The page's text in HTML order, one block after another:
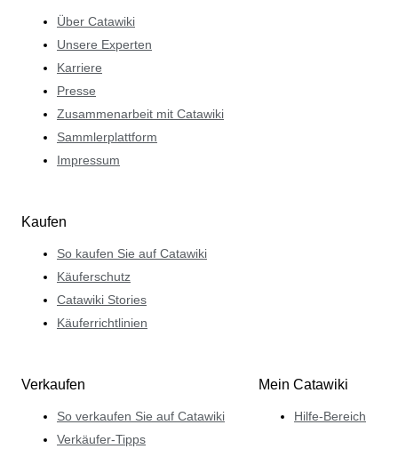
Über Catawiki
Unsere Experten
Karriere
Presse
Zusammenarbeit mit Catawiki
Sammlerplattform
Impressum
Kaufen
So kaufen Sie auf Catawiki
Käuferschutz
Catawiki Stories
Käuferrichtlinien
Verkaufen
So verkaufen Sie auf Catawiki
Verkäufer-Tipps
Mein Catawiki
Hilfe-Bereich